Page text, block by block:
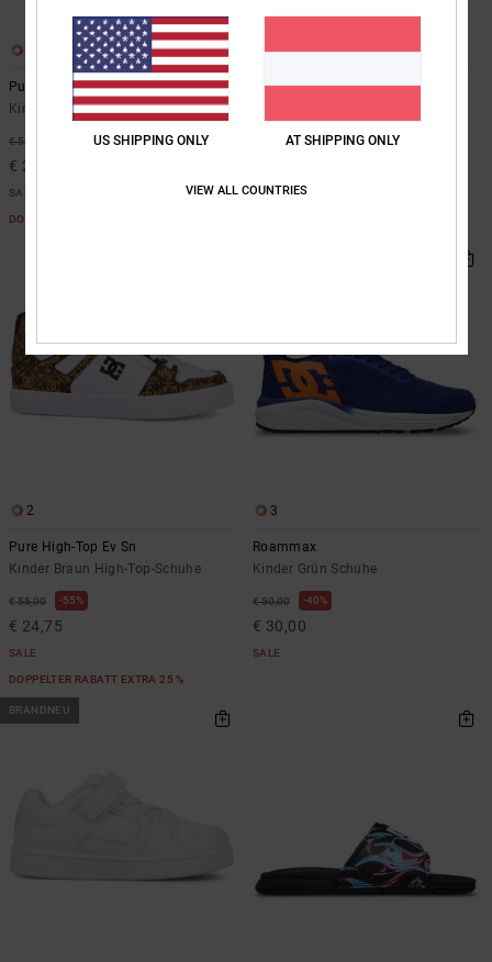
Pure High-Top EV
Kinder Grün High-Top-Lederschuhe
€ 55,00
€ 24,75
SALE
DOPPELTER RABATT EXTRA 25 %
4
Rebound Hi Ev
€ 55,00 55%
SALE
2
Pure High-Top Ev Sn
Kinder Braun High-Top-Schuhe
€ 55,00 55%
€ 24,75
SALE
DOPPELTER RABATT EXTRA 25 %
3
Roammax
Kinder Grün Schuhe
€ 50,00 40%
€ 30,00
SALE
BRANDNEU
US SHIPPING ONLY AT SHIPPING ONLY
VIEW ALL COUNTRIES